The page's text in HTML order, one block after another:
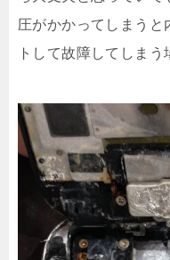
圧がかかってしまうと
トして故障してしまう